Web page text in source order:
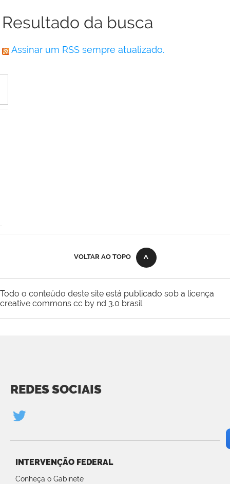
Resultado da busca
Assinar um RSS sempre atualizado.
VOLTAR AO TOPO
Todo o conteúdo deste site está publicado sob a licença
creative commons cc by nd 3.0 brasil
REDES SOCIAIS
INTERVENÇÃO FEDERAL
Conheça o Gabinete